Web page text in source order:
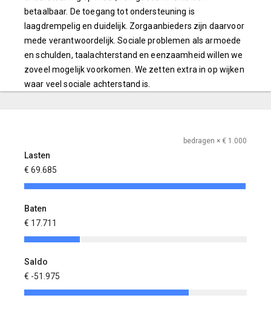
betaalbaar. De toegang tot ondersteuning is
laagdrempelig en duidelijk. Zorgaanbieders zijn daarvoor
mede verantwoordelijk. Sociale problemen als armoede
en schulden, taalachterstand en eenzaamheid willen we
zoveel mogelijk voorkomen. We zetten extra in op wijken
waar veel sociale achterstand is.
bedragen × € 1.000
Lasten
€ 69.685
Baten
€ 17.711
Saldo
€ -51.975